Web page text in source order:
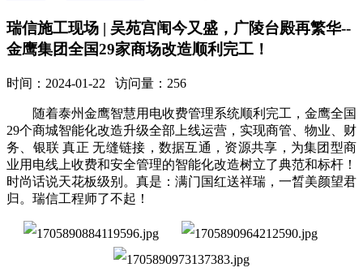
瑞信施工现场 | 吴苑宫闱今又盛，广陵台殿再繁华--
金鹰集团全国29家商场改造顺利完工！
时间：2024-01-22 访问量：256
随着泰州金鹰智慧用电收费管理系统顺利完工，金鹰全国
29个商城智能化改造升级全部上线运营，实现商管、物业、财
务、银联 真正 无缝链接，数据互通，资源共享，为集团型商
业用电线上收费和安全管理的智能化改造树立了典范和标杆！
时尚话说天花板级别。真是：满门国红送祥瑞，一晳美颜望君
归。瑞信工程师了不起！